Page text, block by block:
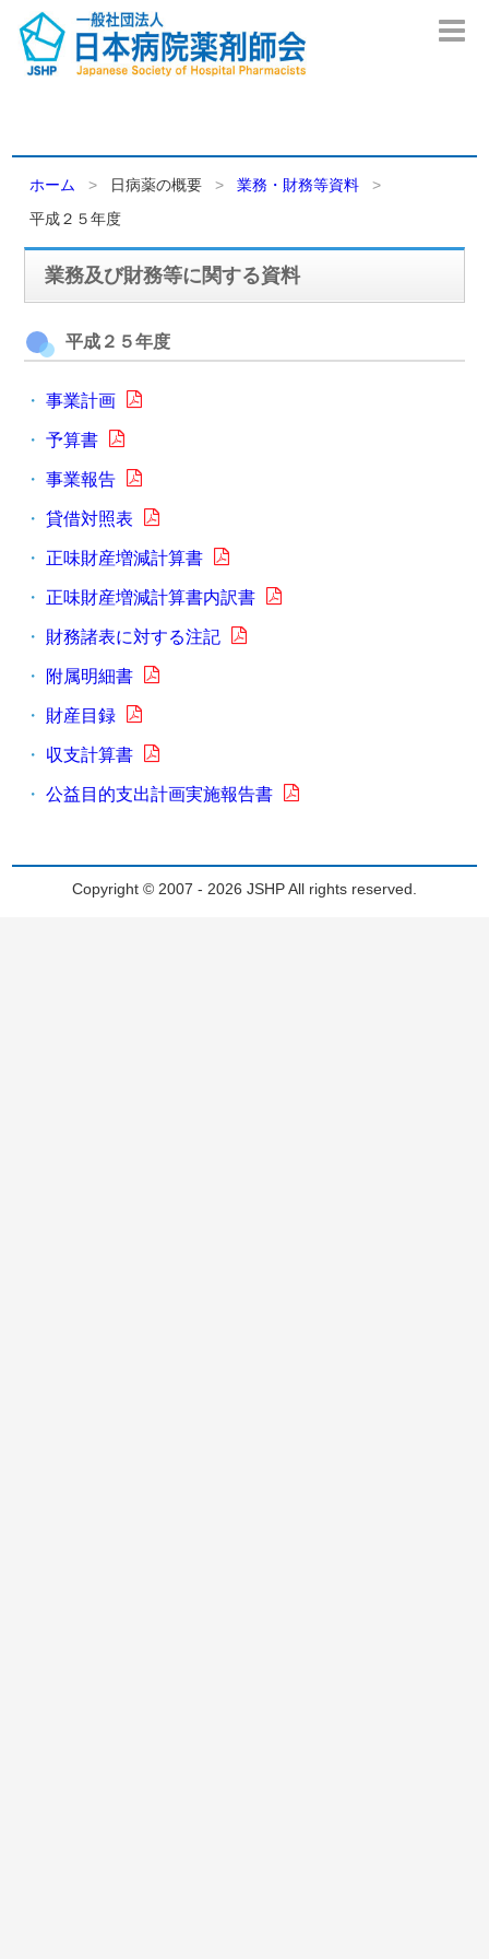
ホーム 日病薬の概要
業務・財務等資料
平成２５年度
業務及び財務等に関する資料
平成２５年度
事業計画
予算書
事業報告
貸借対照表
正味財産増減計算書
正味財産増減計算書内訳書
財務諸表に対する注記
附属明細書
財産目録
収支計算書
公益目的支出計画実施報告書
Copyright © 2007 - 2026 JSHP All rights reserved.